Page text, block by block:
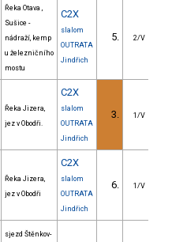
Řeka Otava ,
Sušice -
nádraží, kemp
u železničního
mostu
C2X
slalom
OUTRATA
Jindřich
5. 2/V
Řeka Jizera,
jez v Obodři.
C2X
slalom
OUTRATA
Jindřich
3. 1/V
Řeka Jizera,
jez v Obodři
C2X
slalom
OUTRATA
Jindřich
6. 1/V
sjezd Štěnkov-